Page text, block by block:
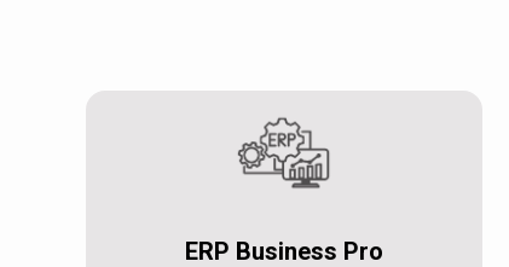
ERP Business Pro